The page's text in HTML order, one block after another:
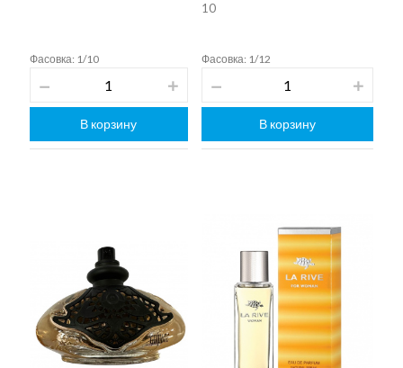
Фасовка: 1/10
В корзину
10
Фасовка: 1/12
В корзину